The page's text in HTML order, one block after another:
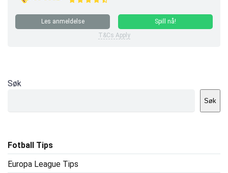
Les anmeldelse
Spill nå!
T&Cs Apply
Søk
Søk
Fotball Tips
Europa League Tips